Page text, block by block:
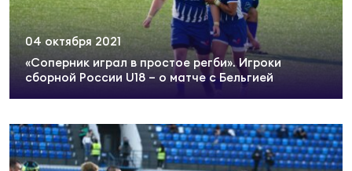
Антидопинг
Магазин
«Соперник играл в простое регби». Игроки
сборной России U18 – о матче с Бельгией
04 октября 2021